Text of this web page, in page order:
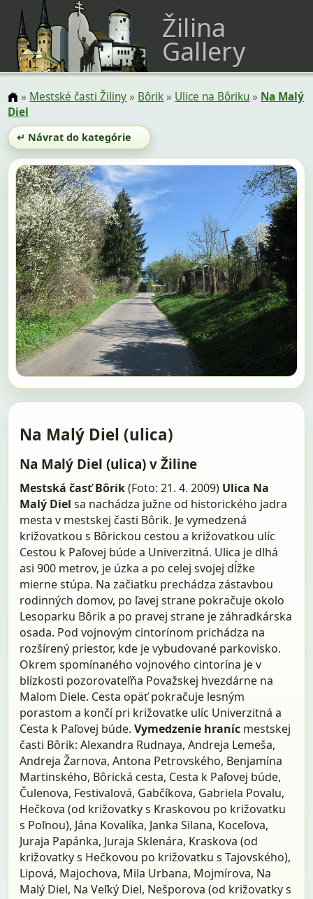
Žilina
Gallery
» Mestské časti Žiliny» Bôrik» Ulice na Bôriku» Na Malý
Diel
↵ Návrat do kategórie
Na Malý Diel (ulica)
Na Malý Diel (ulica) v Žiline
Mestská časť Bôrik(Foto: 21. 4. 2009) Ulica Na
Malý Diel sa nachádza južne od historického jadra
mesta v mestskej časti Bôrik. Je vymedzená
križovatkou s Bôrickou cestou a križovatkou ulíc
Cestou k Paľovej búde a Univerzitná. Ulica je dlhá
asi 900 metrov, je úzka a po celej svojej dĺžke
mierne stúpa. Na začiatku prechádza zástavbou
rodinných domov, po ľavej strane pokračuje okolo
Lesoparku Bôrik a po pravej strane je záhradkárska
osada. Pod vojnovým cintorínom prichádza na
rozšírený priestor, kde je vybudované parkovisko.
Okrem spomínaného vojnového cintorína je v
blízkosti pozorovateľňa Považskej hvezdárne na
Malom Diele. Cesta opäť pokračuje lesným
porastom a končí pri križovatke ulíc Univerzitná a
Cesta k Paľovej búde.Vymedzenie hraníc mestskej
časti Bôrik: Alexandra Rudnaya, Andreja Lemeša,
Andreja Žarnova, Antona Petrovského, Benjamína
Martinského, Bôrická cesta, Cesta k Paľovej búde,
Čulenova, Festivalová, Gabčíkova, Gabriela Povalu,
Hečkova (od križovatky s Kraskovou po križovatku
s Poľnou), Jána Kovalíka, Janka Silana, Koceľova,
Juraja Papánka, Juraja Sklenára, Kraskova (od
križovatky s Hečkovou po križovatku s Tajovského),
Lipová, Majochova, Mila Urbana, Mojmírova, Na
Malý Diel, Na Veľký Diel, Nešporova (od križovatky s